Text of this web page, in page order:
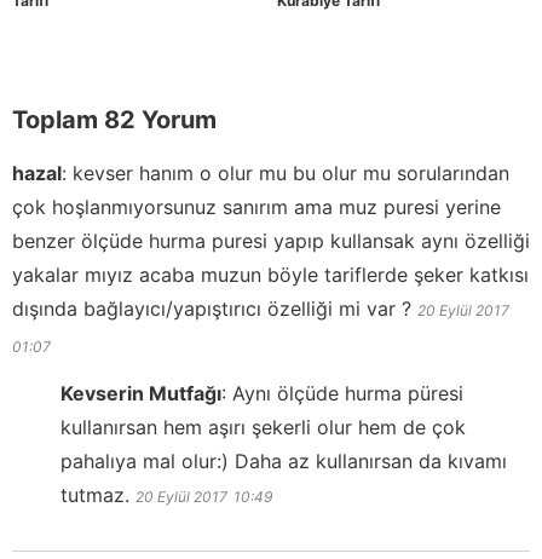
Toplam 82 Yorum
hazal: kevser hanım o olur mu bu olur mu sorularından
çok hoşlanmıyorsunuz sanırım ama muz puresi yerine
benzer ölçüde hurma puresi yapıp kullansak aynı özelliği
yakalar mıyız acaba muzun böyle tariflerde şeker katkısı
dışında bağlayıcı/yapıştırıcı özelliği mi var ? 20 Eylül 2017
01:07
Kevserin Mutfağı: Aynı ölçüde hurma püresi
kullanırsan hem aşırı şekerli olur hem de çok
pahalıya mal olur:) Daha az kullanırsan da kıvamı
tutmaz. 20 Eylül 2017 10:49